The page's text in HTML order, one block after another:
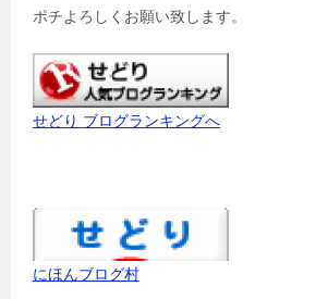
ポチよろしくお願い致します。
せどり ブログランキングへ
にほんブログ村